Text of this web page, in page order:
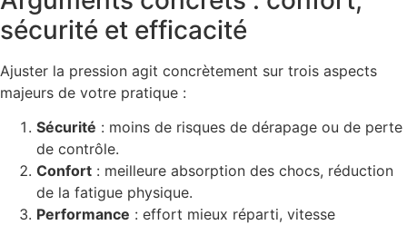
sécurité et efficacité
Ajuster la pression agit concrètement sur trois aspects
majeurs de votre pratique :
Sécurité : moins de risques de dérapage ou de perte
de contrôle.
Confort : meilleure absorption des chocs, réduction
de la fatigue physique.
Performance : effort mieux réparti, vitesse